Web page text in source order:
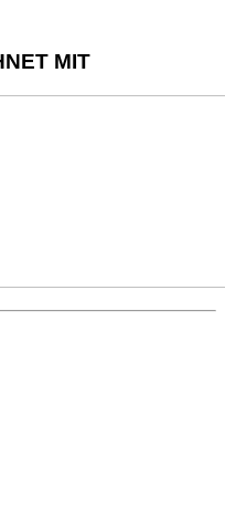
MIT